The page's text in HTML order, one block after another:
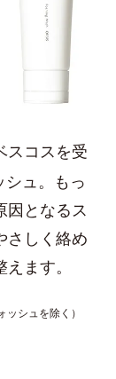
スコスを受
シュ。もっ
因となるス
さしく絡め
ます。
シュを除く）